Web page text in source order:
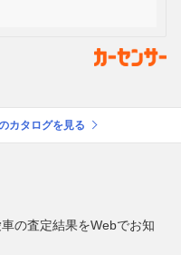
カタログを見る
の査定結果をWebでお知